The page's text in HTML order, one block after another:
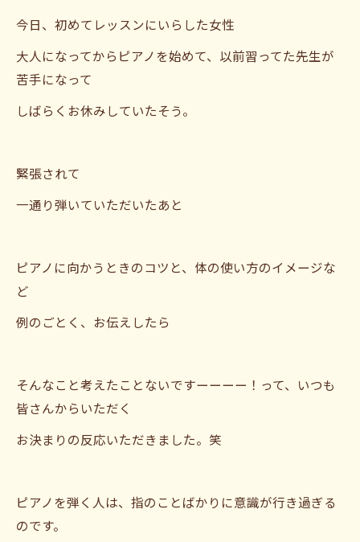
今日、初めてレッスンにいらした女性
大人になってからピアノを始めて、以前習ってた先生が
苦手になって
しばらくお休みしていたそう。
緊張されて
一通り弾いていただいたあと
ピアノに向かうときのコツと、体の使い方のイメージな
ど
例のごとく、お伝えしたら
そんなこと考えたことないですーーーー！って、いつも
皆さんからいただく
お決まりの反応いただきました。笑
ピアノを弾く人は、指のことばかりに意識が行き過ぎる
のです。